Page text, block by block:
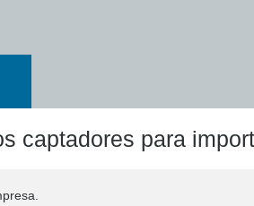
captadores para